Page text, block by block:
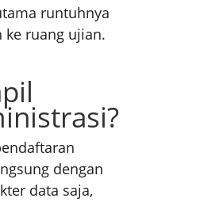
runtuhnya
ruang ujian.
dengan
data saja,